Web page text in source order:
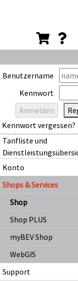
Benutzername
Kennwort
Kennwort vergessen?
Tarifliste und
Konto
Shops & Services
Shop
Shop PLUS
myBEV Shop
WebGIS
Support